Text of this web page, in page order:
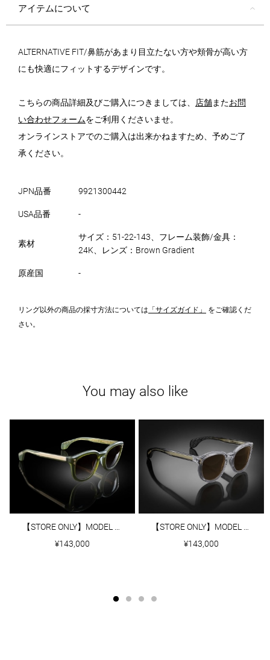
アイテムについて
ALTERNATIVE FIT/鼻筋があまり目立たない方や頬骨が高い方
にも快適にフィットするデザインです。
こちらの商品詳細及びご購入につきましては、 店舗またお問
い合わせフォームをご利用くださいませ。
オンラインストアでのご購入は出来かねますため、予めご了
承ください。
JPN品番 9921300442
USA品番 -
素材
サイズ：51-22-143、フレーム装飾/金具：
24K、レンズ：Brown Gradient
原産国 -
リング以外の商品の採寸方法については 「サイズガイド」
をご確認くだ
さい。
You may also like
¥143,000
¥143,000